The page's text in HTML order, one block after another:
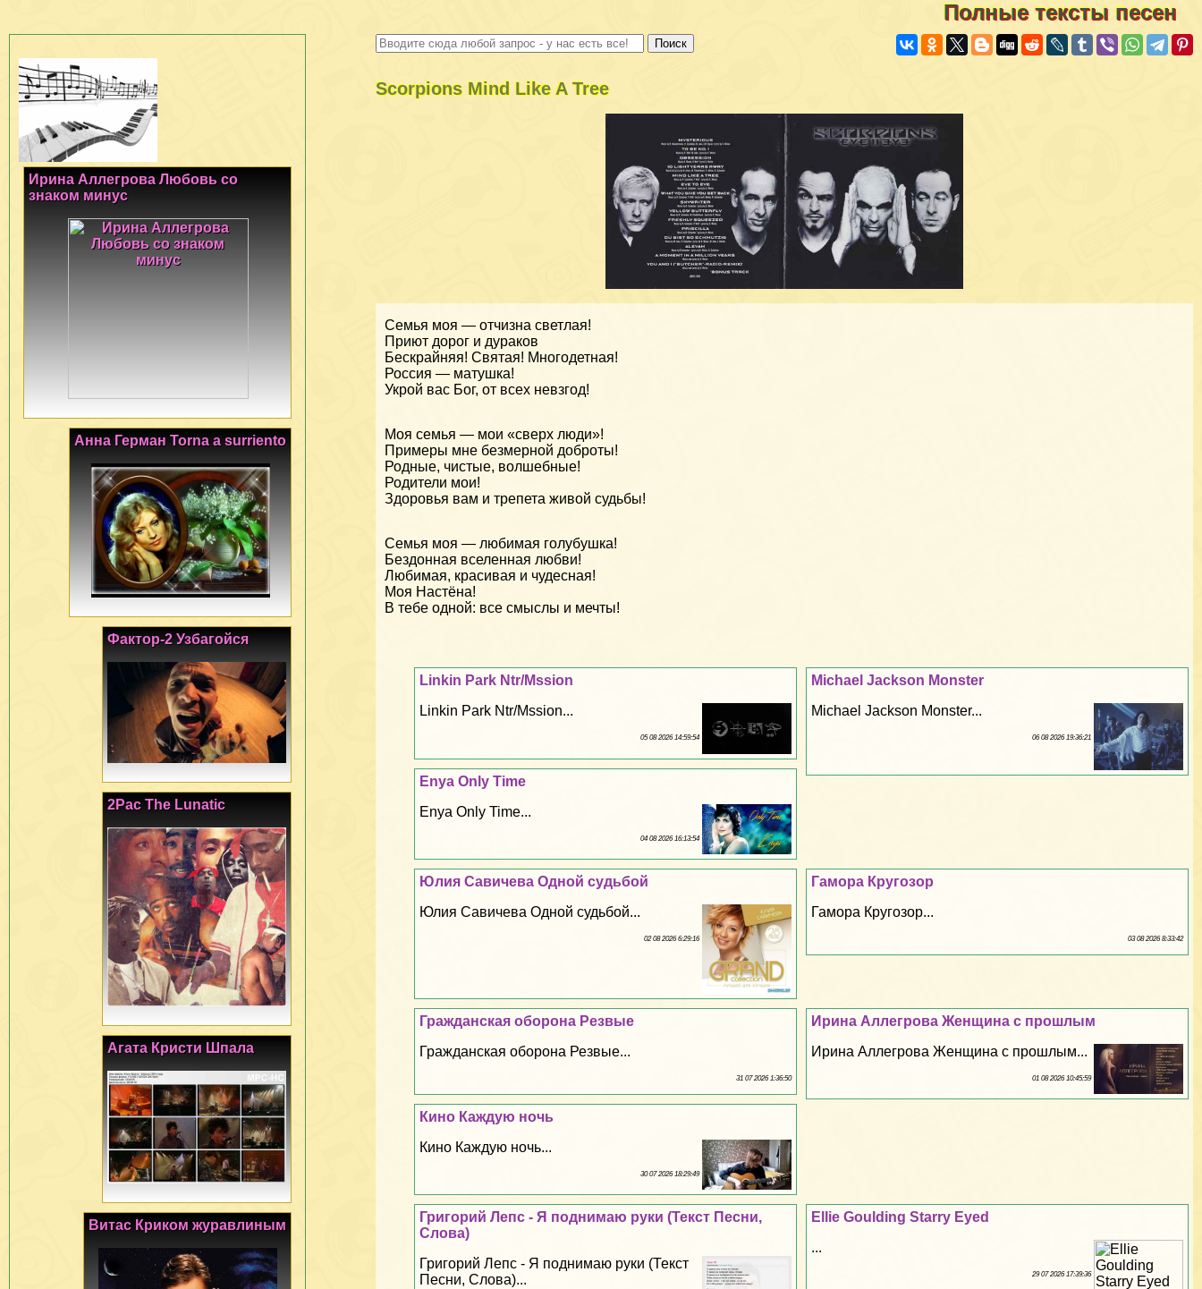
Полные тексты песен
Scorpions Mind Like A Tree
Семья моя — отчизна светлая!
Приют дорог и дураков
Бескрайняя! Святая! Многодетная!
Россия — матушка!
Укрой вас Бог, от всех невзгод!
Моя семья — мои «сверх люди»!
Примеры мне безмерной доброты!
Родные, чистые, волшебные!
Родители мои!
Здоровья вам и трепета живой судьбы!
Семья моя — любимая голубушка!
Бездонная вселенная любви!
Любимая, красивая и чудесная!
Моя Настёна!
В тебе одной: все смыслы и мечты!
Michael Jackson Monster
Michael Jackson Monster...
06 08 2026 19:36:21
Linkin Park Ntr/Mssion
Linkin Park Ntr/Mssion...
05 08 2026 14:59:54
Enya Only Time
Enya Only Time...
04 08 2026 16:13:54
Гамора Кругозор
Гамора Кругозор...
03 08 2026 8:33:42
Юлия Савичева Одной судьбой
Юлия Савичева Одной судьбой...
02 08 2026 6:29:16
Ирина Аллегрова Женщина с прошлым
Ирина Аллегрова Женщина с прошлым...
01 08 2026 10:45:59
Гражданская оборона Резвые
Гражданская оборона Резвые...
31 07 2026 1:36:50
Кино Каждую ночь
Кино Каждую ночь...
30 07 2026 18:29:49
Ellie Goulding Starry Eyed
...
29 07 2026 17:39:36
Григорий Лепс - Я поднимаю руки (Текст Песни,
Слова)
Григорий Лепс - Я поднимаю руки (Текст
Песни, Слова)...
Ирина Аллегрова Любовь со
знаком минус
Анна Герман Torna a surriento
Фактор-2 Узбагойся
2Pac The Lunatic
Агата Кристи Шпала
Витас Криком журавлиным